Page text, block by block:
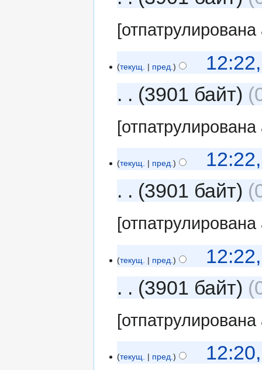
текущ. пред.
3901 байт
текущ. пред.
3901 байт
текущ. пред.
3901 байт
текущ. пред.